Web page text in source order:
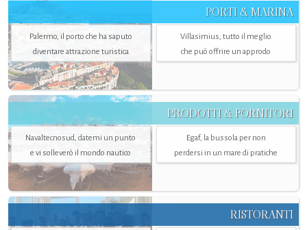
PORTI & MARINA
Palermo, il porto che ha saputo
diventare attrazione turistica
Villasimius, tutto il meglio
che può offrire un approdo
PRODOTTI & FORNITORI
Navaltecnosud, datemi un punto
e vi solleverò il mondo nautico
Egaf, la bussola per non
perdersi in un mare di pratiche
RISTORANTI